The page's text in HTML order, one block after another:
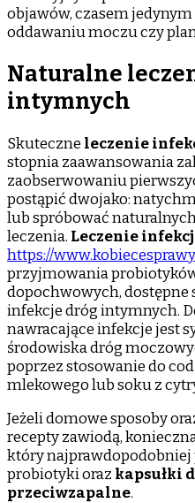
objawów, czasem
oddawaniu moczu czy
Naturalne
intymnych
Skuteczne leczenie
stopnia zaawansowania
zaobserwowaniu
postąpić dwojako:
lub spróbować
leczenia. Leczenie
https://
przyjmowania
dopochwowych, dostępne
infekcje dróg intymnych.
nawracające infekcje jest
środowiska dróg
poprzez stosowanie do
mlekowego lub soku z
Jeżeli domowe sposoby
recepty zawiodą,
który najprawdopodobniej
probiotyki oraz kapsułki
przeciwzapalne.